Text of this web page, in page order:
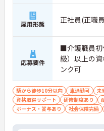
雇用形態 正社員(正職
応募要件
■介護職員初
級）以上の
ンク可
駅から徒歩10分以内 車通勤可 未
資格取得サポート
研修制度あり
ボーナス・賞与あり
社会保険完備